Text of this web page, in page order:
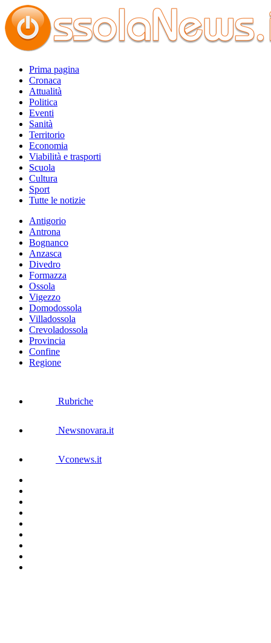
Prima pagina
Cronaca
Attualità
Politica
Eventi
Sanità
Territorio
Economia
Viabilità e trasporti
Scuola
Cultura
Sport
Tutte le notizie
Antigorio
Antrona
Bognanco
Anzasca
Divedro
Formazza
Ossola
Vigezzo
Domodossola
Villadossola
Crevoladossola
Provincia
Confine
Regione
Rubriche
Newsnovara.it
Vconews.it